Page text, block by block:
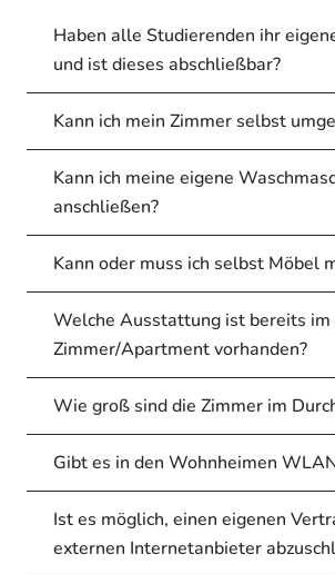
Haben alle Studierenden ihr
und ist dieses abschließbar?
Kann ich mein Zimmer selbst
Kann ich meine eigene
anschließen?
Kann oder muss ich selbst Möbel
Welche Ausstattung ist bereits im
Zimmer/Apartment vorhanden?
Wie groß sind die Zimmer im
Gibt es in den Wohnheimen
Ist es möglich, einen eigenen
externen Internetanbieter